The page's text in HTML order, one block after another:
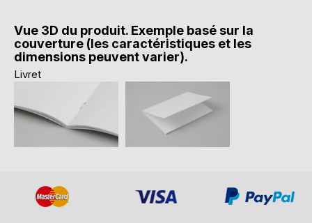
Vue 3D du produit. Exemple basé sur la
couverture (les caractéristiques et les
dimensions peuvent varier).
Livret